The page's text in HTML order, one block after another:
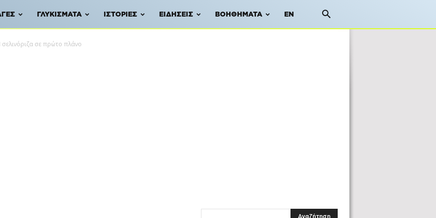
ΓΛΥΚΊΣΜΑΤΑ ΙΣΤΟΡΊΕΣ ΕΙΔΉΣΕΙΣ ΒΟΗΘΉΜΑΤΑ EN
σελινόριζα σε πρώτο πλάνο